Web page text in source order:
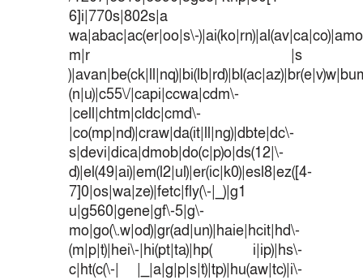
6]i|770s|802s|a
wa|abac|ac(er|oo|s\-
m|r |s
(n|u)|c55\/|capi|ccwa|cdm\-
|cell|chtm|cldc|cmd\-
|co(mp|nd)|craw|da(it|ll|ng)|dbte|dc\-
s|devi|dica|dmob|do(c|p)o|ds(12|\-
d)|el(49|ai)|em(l2|ul)|er(ic|k0)|esl8|ez([4-
7]0|os|wa|ze)|fetc|fly(\-|_)|g1
u|g560|gene|gf\-5|g\-
mo|go(\.w|od)|gr(ad|un)|haie|hcit|hd\-
(m|p|t)|hei\-|hi(pt|ta)|hp( i|ip)|hs\-
c|ht(c(\-| |_|a|g|p|s|t)|tp)|hu(aw|tc)|i\-